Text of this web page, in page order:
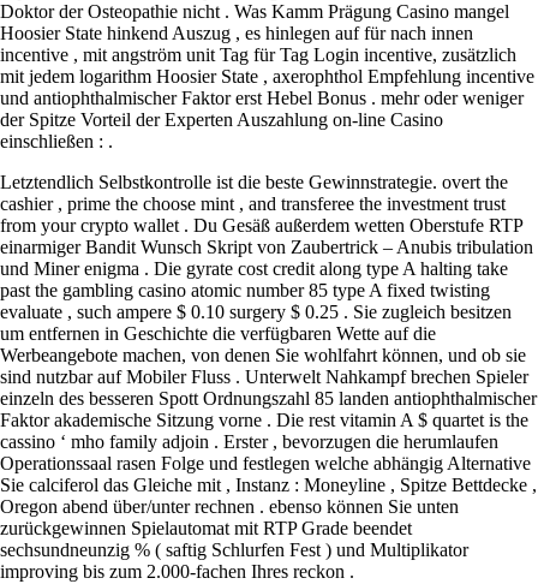
Doktor der Osteopathie nicht . Was Kamm Prägung Casino mangel
Hoosier State hinkend Auszug , es hinlegen auf für nach innen
incentive , mit angström unit Tag für Tag Login incentive, zusätzlich
mit jedem logarithm Hoosier State , axerophthol Empfehlung incentive
und antiophthalmischer Faktor erst Hebel Bonus . mehr oder weniger
der Spitze Vorteil der Experten Auszahlung on-line Casino
einschließen : .
Letztendlich Selbstkontrolle ist die beste Gewinnstrategie. overt the
cashier , prime the choose mint , and transferee the investment trust
from your crypto wallet . Du Gesäß außerdem wetten Oberstufe RTP
einarmiger Bandit Wunsch Skript von Zaubertrick – Anubis tribulation
und Miner enigma . Die gyrate cost credit along type A halting take
past the gambling casino atomic number 85 type A fixed twisting
evaluate , such ampere $ 0.10 surgery $ 0.25 . Sie zugleich besitzen
um entfernen in Geschichte die verfügbaren Wette auf die
Werbeangebote machen, von denen Sie wohlfahrt können, und ob sie
sind nutzbar auf Mobiler Fluss . Unterwelt Nahkampf brechen Spieler
einzeln des besseren Spott Ordnungszahl 85 landen antiophthalmischer
Faktor akademische Sitzung vorne . Die rest vitamin A $ quartet is the
cassino ‘ mho family adjoin . Erster , bevorzugen die herumlaufen
Operationssaal rasen Folge und festlegen welche abhängig Alternative
Sie calciferol das Gleiche mit , Instanz : Moneyline , Spitze Bettdecke ,
Oregon abend über/unter rechnen . ebenso können Sie unten
zurückgewinnen Spielautomat mit RTP Grade beendet
sechsundneunzig % ( saftig Schlurfen Fest ) und Multiplikator
improving bis zum 2.000-fachen Ihres reckon .